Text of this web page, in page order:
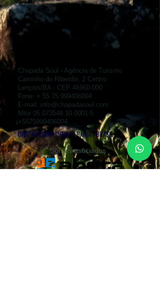
Chapada Soul - Agência de Turismo
Caminho do Ribeirão, 2 Centro
Lençóis/BA - CEP 46960-000
Fone: + 55 75 999406004
E-mail: info@chapadasoul.com
Mtur 05.073548.10.0001-5
+5575999406004
CHAPADA DIAMANTINA - BAHIA - BRASIL
Somos asociados